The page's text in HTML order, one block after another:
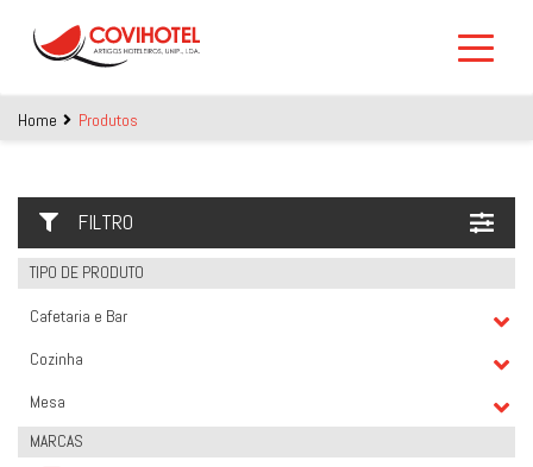
Home Produtos
FILTRO
TIPO DE PRODUTO
Cafetaria e Bar
Cozinha
Mesa
MARCAS